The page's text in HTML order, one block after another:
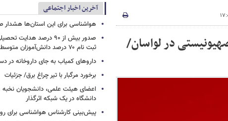
در لواسان/
آخرین اخبار اجتماعی
هواشناسی برای این استان‌ها هشدار
صدور بیش از ۹۰ درصد
ثبت نام ۷۰ درصد دانش‌آموزان متوسطه اول
داروهای کمیاب به جای داروخانه در
برخورد مرگبار با تیر چراغ برق/ جزئیات
اعضای هیئت علمی، دانشجویان نخبه
دانشگاه در یک شبکه‌ اثرگذار
پیش‌بینی کارشناس هواشناسی برای